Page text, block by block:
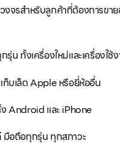
วงจรสำหรับลูกค้าที่ต้องการข
รุ่น ทั้งเครื่องใหม่และเครื่องใช้
บเล็ต Apple หรือยี่ห้ออื่น
Android และ iPhone
มือถือทุกรุ่น ทุกสภาวะ